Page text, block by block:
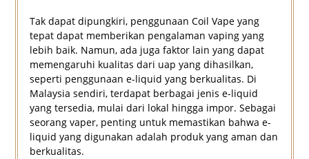
Tak dapat dipungkiri, penggunaan Coil Vape yang
tepat dapat memberikan pengalaman vaping yang
lebih baik. Namun, ada juga faktor lain yang dapat
memengaruhi kualitas dari uap yang dihasilkan,
seperti penggunaan e-liquid yang berkualitas. Di
Malaysia sendiri, terdapat berbagai jenis e-liquid
yang tersedia, mulai dari lokal hingga impor. Sebagai
seorang vaper, penting untuk memastikan bahwa e-
liquid yang digunakan adalah produk yang aman dan
berkualitas.